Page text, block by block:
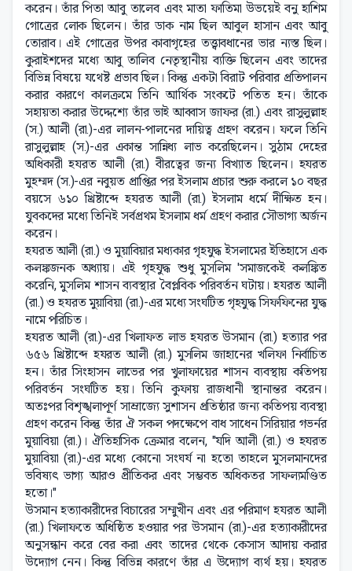
করেন। তাঁর পিতা আবু তালেব এবং মাতা ফাতিমা উভয়েই বনু হাশিম
গোত্রের লোক ছিলেন। তাঁর ডাক নাম ছিল আবুল হাসান এবং আবু
তোরাব। এই গোত্রের উপর কাবাগৃহের তত্ত্বাবধানের ভার ন্যস্ত ছিল।
কুরাইশদের মধ্যে আবু তালিব নেতৃস্থানীয় ব্যক্তি ছিলেন এবং তাদের
বিভিন্ন বিষয়ে যথেষ্ট প্রভাব ছিল। কিন্তু একটা বিরাট পরিবার প্রতিপালন
করার কারণে কালক্রমে তিনি আর্থিক সংকটে পতিত হন। তাঁকে
সহায়তা করার উদ্দেশ্যে তাঁর ভাই আব্বাস জাফর (রা.) এবং রাসুলুল্লাহ
(স.) আলী (রা.)-এর লালন-পালনের দায়িত্ব গ্রহণ করেন। ফলে তিনি
রাসুলুল্লাহ (স.)-এর একান্ত সান্নিধ্য লাভ করেছিলেন। সুঠাম দেহের
অধিকারী হযরত আলী (রা.) বীরত্বের জন্য বিখ্যাত ছিলেন। হযরত
মুহম্মদ (স.)-এর নবুয়ত প্রাপ্তির পর ইসলাম প্রচার শুরু করলে ১০ বছর
বয়সে ৬১০ খ্রিষ্টাব্দে হযরত আলী (রা.) ইসলাম ধর্মে দীক্ষিত হন।
যুবকদের মধ্যে তিনিই সর্বপ্রথম ইসলাম ধর্ম গ্রহণ করার সৌভাগ্য অর্জন
করেন।
হযরত আলী (রা.) ও মুয়াবিয়ার মধ্যকার গৃহযুদ্ধ ইসলামের ইতিহাসে এক
কলঙ্কজনক অধ্যায়। এই গৃহযুদ্ধ শুধু মুসলিম 'সমাজকেই কলঙ্কিত
করেনি, মুসলিম শাসন ব্যবস্থার বৈপ্লবিক পরিবর্তন ঘটায়। হযরত আলী
(রা.) ও হযরত মুয়াবিয়া (রা.)-এর মধ্যে সংঘটিত গৃহযুদ্ধ সিফফিনের যুদ্ধ
নামে পরিচিত।
হযরত আলী (রা.)-এর খিলাফত লাভ হযরত উসমান (রা.) হত্যার পর
৬৫৬ খ্রিষ্টাব্দে হযরত আলী (রা.) মুসলিম জাহানের খলিফা নির্বাচিত
হন। তাঁর সিংহাসন লাভের পর খুলাফায়ের শাসন ব্যবস্থায় কতিপয়
পরিবর্তন সংঘটিত হয়। তিনি কুফায় রাজধানী স্থানান্তর করেন।
অতঃপর বিশৃঙ্খলাপূর্ণ সাম্রাজ্যে সুশাসন প্রতিষ্ঠার জন্য কতিপয় ব্যবস্থা
গ্রহণ করেন কিন্তু তাঁর ঐ সকল পদক্ষেপে বাধ সাধেন সিরিয়ার গভর্নর
মুয়াবিয়া (রা.)। ঐতিহাসিক ক্রেমার বলেন, "যদি আলী (রা.) ও হযরত
মুয়াবিয়া (রা.)-এর মধ্যে কোনো সংঘর্য না হতো তাহলে মুসলমানদের
ভবিষ্যৎ ভাগ্য আরও প্রীতিকর এবং সম্ভবত অধিকতর সাফল্যমণ্ডিত
হতো।"
উসমান হত্যাকারীদের বিচারের সম্মুখীন এবং এর পরিমাণ হযরত আলী
(রা.) খিলাফতে অধিষ্ঠিত হওয়ার পর উসমান (রা.)-এর হত্যাকারীদের
অনুসন্ধান করে বের করা এবং তাদের থেকে কেসাস আদায় করার
উদ্যোগ নেন। কিন্তু বিভিন্ন কারণে তাঁর এ উদ্যোগ ব্যর্থ হয়। হযরত